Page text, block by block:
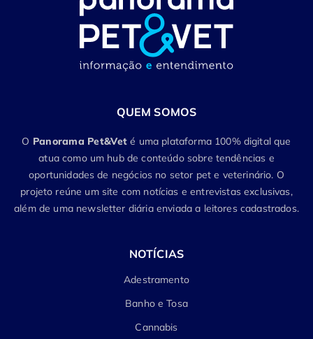
QUEM SOMOS
O Panorama Pet&Vet é uma plataforma 100% digital que
atua como um hub de conteúdo sobre tendências e
oportunidades de negócios no setor pet e veterinário. O
projeto reúne um site com notícias e entrevistas exclusivas,
além de uma newsletter diária enviada a leitores cadastrados.
NOTÍCIAS
Adestramento
Banho e Tosa
Cannabis